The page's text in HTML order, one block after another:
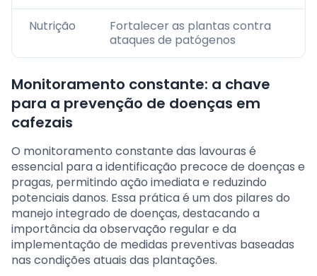
Nutrição
Fortalecer as plantas contra
ataques de patógenos
Monitoramento constante: a chave
para a prevenção de doenças em
cafezais
O monitoramento constante das lavouras é
essencial para a identificação precoce de doenças e
pragas, permitindo ação imediata e reduzindo
potenciais danos. Essa prática é um dos pilares do
manejo integrado de doenças, destacando a
importância da observação regular e da
implementação de medidas preventivas baseadas
nas condições atuais das plantações.